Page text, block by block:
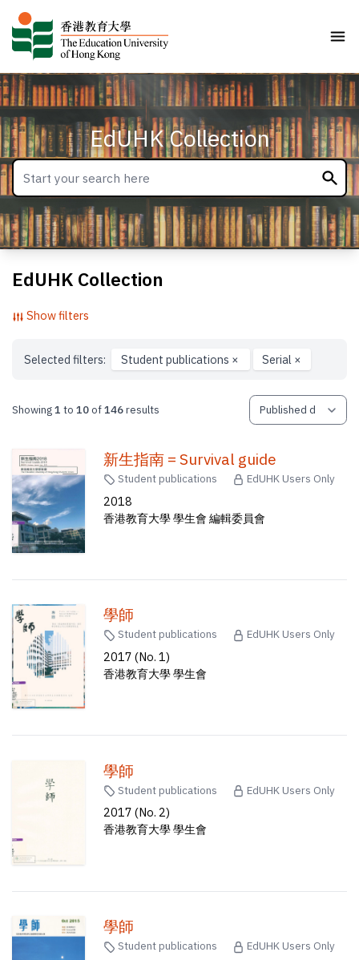
EdUHK Collection
EdUHK Collection
Show filters
Selected filters: Student publications × Serial ×
Showing1 to10of146results
新生指南 = Survival guide
Student publications EdUHK Users Only
2018
香港教育大學 學生會 編輯委員會
學師
Student publications EdUHK Users Only
2017 (No. 1)
香港教育大學 學生會
學師
Student publications EdUHK Users Only
2017 (No. 2)
香港教育大學 學生會
學師
Student publications EdUHK Users Only